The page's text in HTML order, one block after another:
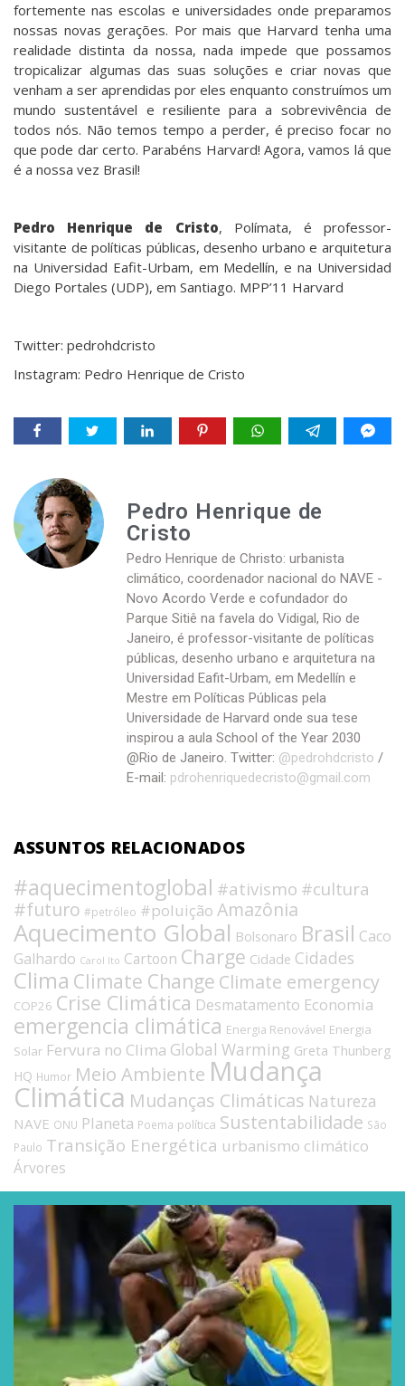
fortemente nas escolas e universidades onde preparamos
nossas novas gerações. Por mais que Harvard tenha uma
realidade distinta da nossa, nada impede que possamos
tropicalizar algumas das suas soluções e criar novas que
venham a ser aprendidas por eles enquanto construímos um
mundo sustentável e resiliente para a sobrevivência de
todos nós. Não temos tempo a perder, é preciso focar no
que pode dar certo. Parabéns Harvard! Agora, vamos lá que
é a nossa vez Brasil!
Pedro Henrique de Cristo, Polímata, é professor-
visitante de políticas públicas, desenho urbano e arquitetura
na Universidad Eafit-Urbam, em Medellín, e na Universidad
Diego Portales (UDP), em Santiago. MPP’11 Harvard
Twitter: pedrohdcristo
Instagram: Pedro Henrique de Cristo
Pedro Henrique de
Cristo
Pedro Henrique de Christo: urbanista
climático, coordenador nacional do NAVE -
Novo Acordo Verde e cofundador do
Parque Sitiê na favela do Vidigal, Rio de
Janeiro, é professor-visitante de políticas
públicas, desenho urbano e arquitetura na
Universidad Eafit-Urbam, em Medellín e
Mestre em Políticas Públicas pela
Universidade de Harvard onde sua tese
inspirou a aula School of the Year 2030
@Rio de Janeiro. Twitter: @pedrohdcristo /
E-mail: pdrohenriquedecristo@gmail.com
ASSUNTOS RELACIONADOS
#aquecimentoglobal #ativismo #cultura
#futuro #petróleo #poluição Amazônia
Aquecimento Global Bolsonaro Brasil Caco
Galhardo Carol Ito Cartoon Charge Cidade Cidades
Clima Climate Change Climate emergency
COP26 Crise Climática Desmatamento Economia
emergencia climática Energia Renovável Energia
Solar Fervura no Clima Global Warming Greta Thunberg
HQ Humor Meio Ambiente Mudança
Climática Mudanças Climáticas Natureza
NAVE ONU Planeta Poema política Sustentabilidade São
Paulo Transição Energética urbanismo climático
Árvores